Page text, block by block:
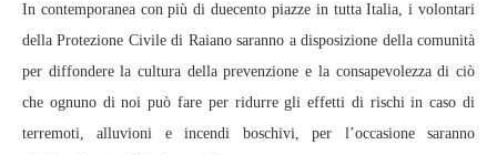
In contemporanea con più di duecento piazze in tutta Italia, i volontari
della Protezione Civile di Raiano saranno a disposizione della comunità
per diffondere la cultura della prevenzione e la consapevolezza di ciò
che ognuno di noi può fare per ridurre gli effetti di rischi in caso di
terremoti, alluvioni e incendi boschivi, per l’occasione saranno